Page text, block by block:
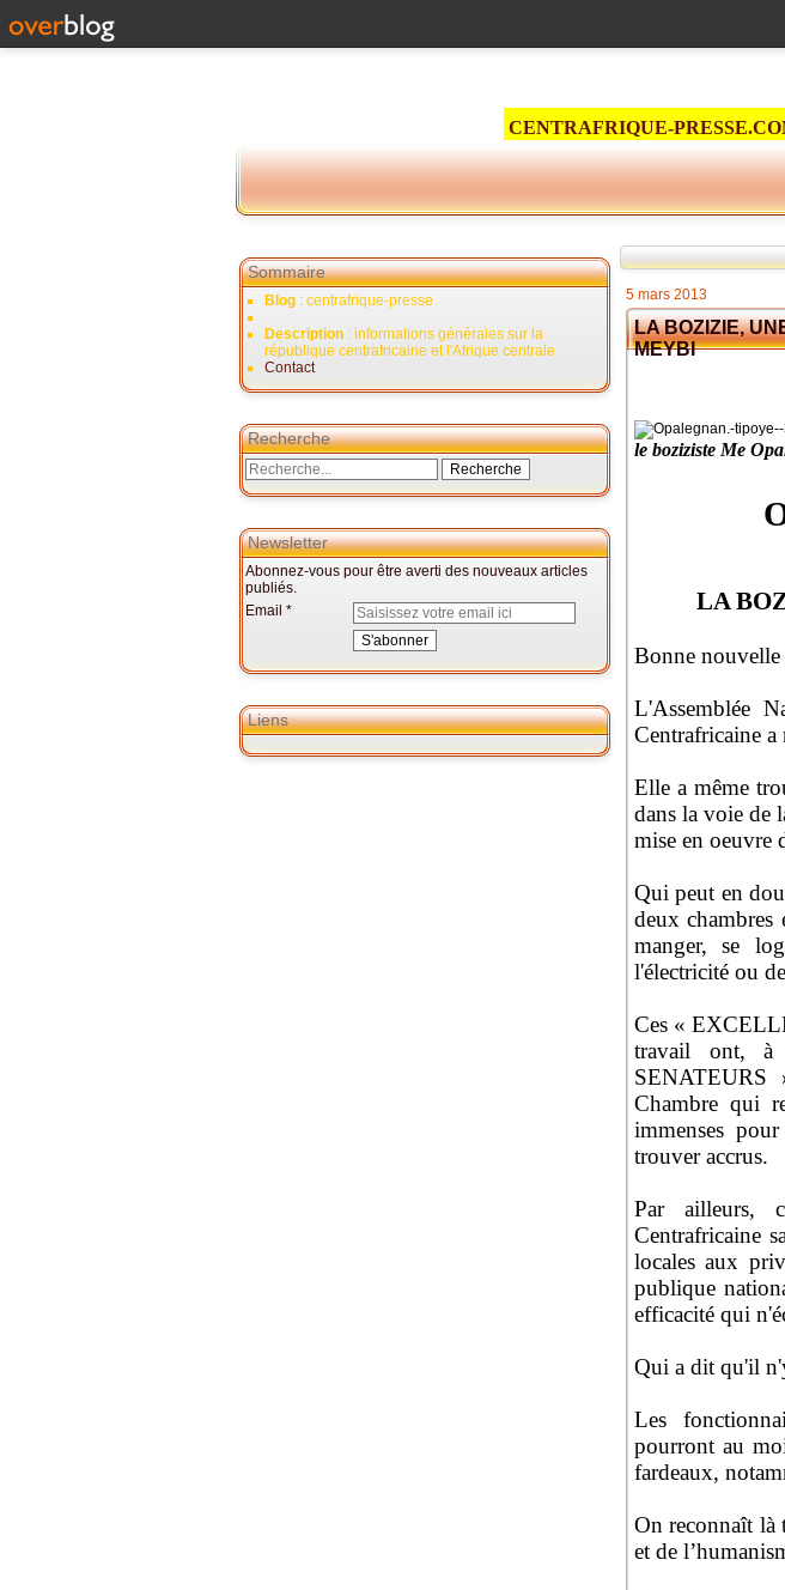
CENTRAFRIQUE-
Sommaire
Blog : centrafrique-presse
Description : informations générales sur la
république centrafricaine et l'Afrique centrale
Contact
Recherche
Newsletter
Abonnez-vous pour être averti des nouveaux articles
publiés.
Email
Liens
5 mars 2013
LA BOZIZIE,
MEYBI
le boziziste Me
LA
Bonne nouvelle
L'Assemblée
Centrafricaine a
Elle a même
dans la voie de
mise en oeuvre
Qui peut en
deux chambres
manger, se
l'électricité ou
Ces «
travail ont, à
SENATEURS
Chambre qui
immenses
trouver accrus.
Par ailleurs,
Centrafricaine
locales aux
publique
efficacité qui
Qui a dit qu'il
Les
pourront au
fardeaux,
On reconnaît là
et de